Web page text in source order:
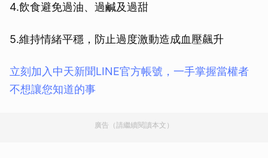
4.飲食避免過油、過鹹及過甜
5.維持情緒平穩，防止過度激動造成血壓飆升
立刻加入中天新聞LINE官方帳號，一手掌握當權者
不想讓您知道的事
廣告（請繼續閱讀本文）